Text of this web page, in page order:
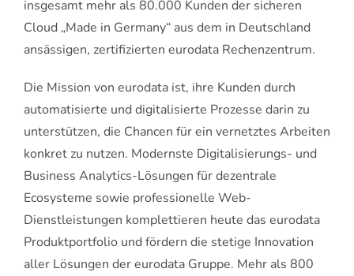
insgesamt mehr als 80.000 Kunden der sicheren
Cloud „Made in Germany“ aus dem in Deutschland
ansässigen, zertifizierten eurodata Rechenzentrum.
Die Mission von eurodata ist, ihre Kunden durch
automatisierte und digitalisierte Prozesse darin zu
unterstützen, die Chancen für ein vernetztes Arbeiten
konkret zu nutzen. Modernste Digitalisierungs- und
Business Analytics-Lösungen für dezentrale
Ecosysteme sowie professionelle Web-
Dienstleistungen komplettieren heute das eurodata
Produktportfolio und fördern die stetige Innovation
aller Lösungen der eurodata Gruppe. Mehr als 800